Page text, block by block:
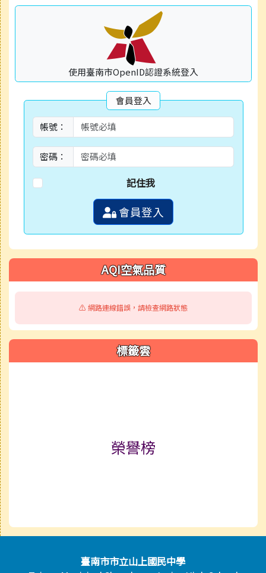
使用臺南市OpenID認證系統登入
會員登入
帳號：
密碼：
記住我
會員登入
AQI空氣品質
⚠️ 網路連線錯誤，請檢查網路狀態
標籤雲
榮譽榜
頁尾區域內容臺南市市立山上國民中學